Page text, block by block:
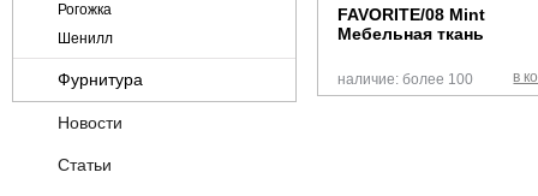
Рогожка
Шенилл
Фурнитура
OKE (Германия)
Новости
Статьи
FAVORITE/08 Mint
Мебельная ткань
в
наличие: более 100